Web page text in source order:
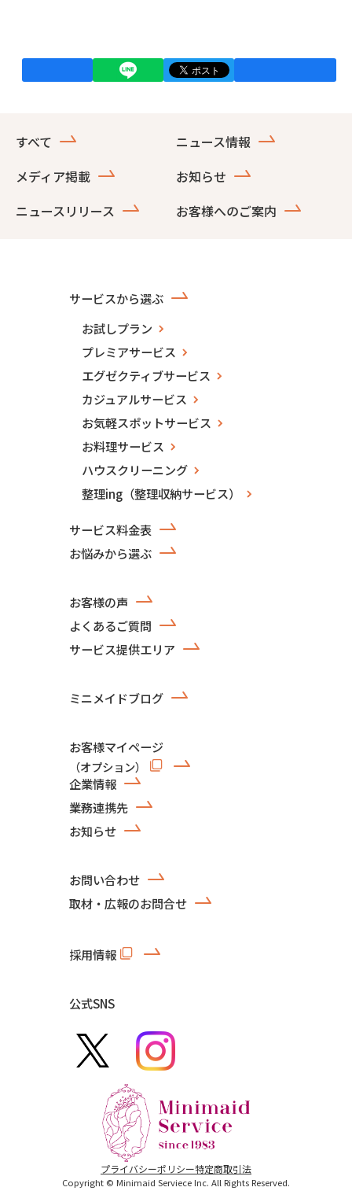
すべて
ニュース情報
メディア掲載
お知らせ
ニュースリリース
お客様へのご案内
サービスから選ぶ
お試しプラン
プレミアサービス
エグゼクティブサービス
カジュアルサービス
お気軽スポットサービス
お料理サービス
ハウスクリーニング
整理ing（整理収納サービス）
サービス料金表
お悩みから選ぶ
お客様の声
よくあるご質問
サービス提供エリア
ミニメイドブログ
お客様マイページ
（オプション）
企業情報
業務連携先
お知らせ
お問い合わせ
取材・広報のお問合せ
採用情報
公式SNS
プライバシーポリシー特定商取引法
Copyright © Minimaid Serviece Inc. All Rights Reserved.